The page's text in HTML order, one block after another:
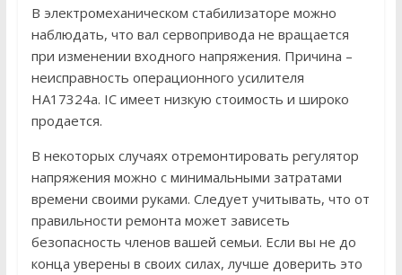
В электромеханическом стабилизаторе можно
наблюдать, что вал сервопривода не вращается
при изменении входного напряжения. Причина –
неисправность операционного усилителя
HA17324a. IC имеет низкую стоимость и широко
продается.
В некоторых случаях отремонтировать регулятор
напряжения можно с минимальными затратами
времени своими руками. Следует учитывать, что от
правильности ремонта может зависеть
безопасность членов вашей семьи. Если вы не до
конца уверены в своих силах, лучше доверить это